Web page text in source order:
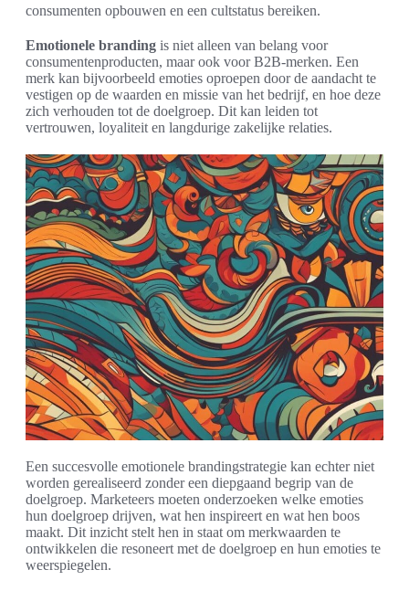
consumenten opbouwen en een cultstatus bereiken.
Emotionele branding is niet alleen van belang voor
consumentenproducten, maar ook voor B2B-merken. Een
merk kan bijvoorbeeld emoties oproepen door de aandacht te
vestigen op de waarden en missie van het bedrijf, en hoe deze
zich verhouden tot de doelgroep. Dit kan leiden tot
vertrouwen, loyaliteit en langdurige zakelijke relaties.
Een succesvolle emotionele brandingstrategie kan echter niet
worden gerealiseerd zonder een diepgaand begrip van de
doelgroep. Marketeers moeten onderzoeken welke emoties
hun doelgroep drijven, wat hen inspireert en wat hen boos
maakt. Dit inzicht stelt hen in staat om merkwaarden te
ontwikkelen die resoneert met de doelgroep en hun emoties te
weerspiegelen.